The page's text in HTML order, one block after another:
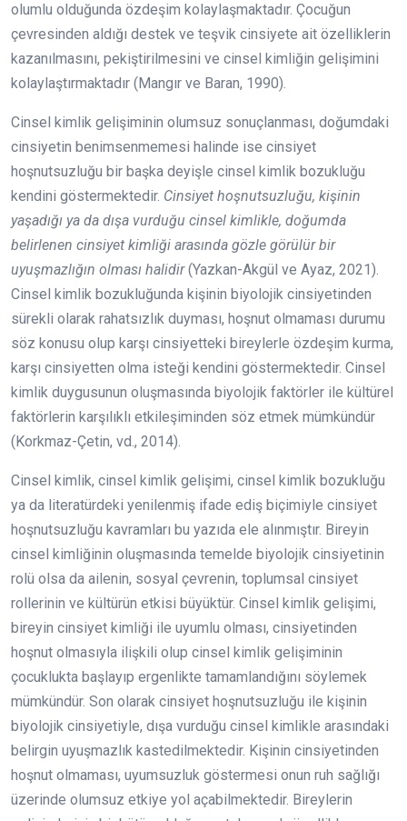
olumlu olduğunda özdeşim kolaylaşmaktadır. Çocuğun
çevresinden aldığı destek ve teşvik cinsiyete ait özelliklerin
kazanılmasını, pekiştirilmesini ve cinsel kimliğin gelişimini
kolaylaştırmaktadır (Mangır ve Baran, 1990).
Cinsel kimlik gelişiminin olumsuz sonuçlanması, doğumdaki
cinsiyetin benimsenmemesi halinde ise cinsiyet
hoşnutsuzluğu bir başka deyişle cinsel kimlik bozukluğu
kendini göstermektedir. Cinsiyet hoşnutsuzluğu, kişinin
yaşadığı ya da dışa vurduğu cinsel kimlikle, doğumda
belirlenen cinsiyet kimliği arasında gözle görülür bir
uyuşmazlığın olması halidir(Yazkan-Akgül ve Ayaz, 2021).
Cinsel kimlik bozukluğunda kişinin biyolojik cinsiyetinden
sürekli olarak rahatsızlık duyması, hoşnut olmaması durumu
söz konusu olup karşı cinsiyetteki bireylerle özdeşim kurma,
karşı cinsiyetten olma isteği kendini göstermektedir. Cinsel
kimlik duygusunun oluşmasında biyolojik faktörler ile kültürel
faktörlerin karşılıklı etkileşiminden söz etmek mümkündür
(Korkmaz-Çetin, vd., 2014).
Cinsel kimlik, cinsel kimlik gelişimi, cinsel kimlik bozukluğu
ya da literatürdeki yenilenmiş ifade ediş biçimiyle cinsiyet
hoşnutsuzluğu kavramları bu yazıda ele alınmıştır. Bireyin
cinsel kimliğinin oluşmasında temelde biyolojik cinsiyetinin
rolü olsa da ailenin, sosyal çevrenin, toplumsal cinsiyet
rollerinin ve kültürün etkisi büyüktür. Cinsel kimlik gelişimi,
bireyin cinsiyet kimliği ile uyumlu olması, cinsiyetinden
hoşnut olmasıyla ilişkili olup cinsel kimlik gelişiminin
çocuklukta başlayıp ergenlikte tamamlandığını söylemek
mümkündür. Son olarak cinsiyet hoşnutsuzluğu ile kişinin
biyolojik cinsiyetiyle, dışa vurduğu cinsel kimlikle arasındaki
belirgin uyuşmazlık kastedilmektedir. Kişinin cinsiyetinden
hoşnut olmaması, uyumsuzluk göstermesi onun ruh sağlığı
üzerinde olumsuz etkiye yol açabilmektedir. Bireylerin